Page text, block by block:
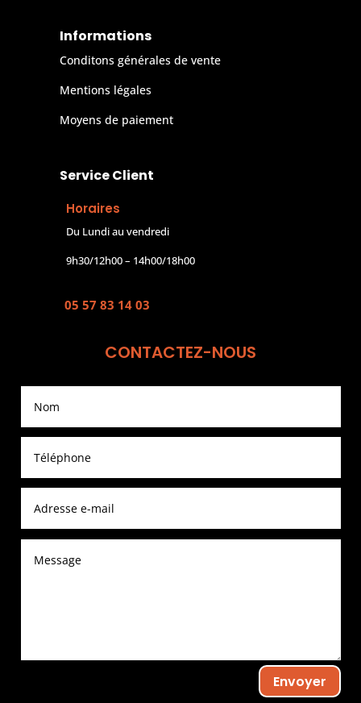
Informations
Conditons générales de vente
Mentions légales
Moyens de paiement
Service Client
Horaires
Du Lundi au vendredi
9h30/12h00 – 14h00/18h00
05 57 83 14 03
CONTACTEZ-NOUS
Envoyer